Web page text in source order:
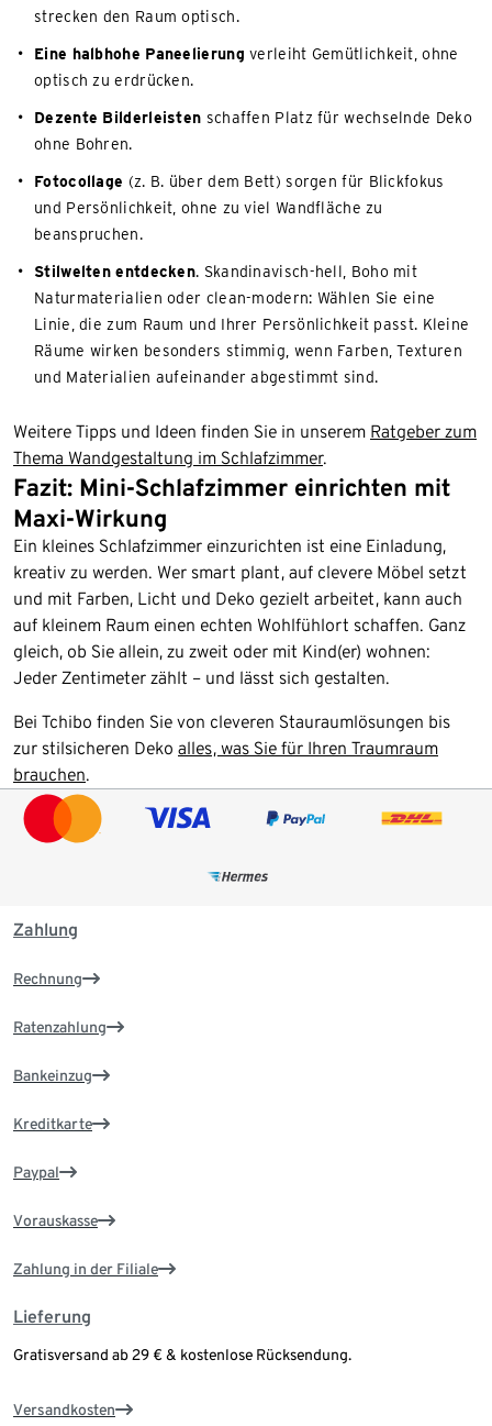
strecken den Raum optisch.
Eine halbhohe Paneelierung verleiht Gemütlichkeit, ohne
optisch zu erdrücken.
Dezente Bilderleisten schaffen Platz für wechselnde Deko
ohne Bohren.
Fotocollage (z. B. über dem Bett) sorgen für Blickfokus
und Persönlichkeit, ohne zu viel Wandfläche zu
beanspruchen.
Stilwelten entdecken. Skandinavisch-hell, Boho mit
Naturmaterialien oder clean-modern: Wählen Sie eine
Linie, die zum Raum und Ihrer Persönlichkeit passt. Kleine
Räume wirken besonders stimmig, wenn Farben, Texturen
und Materialien aufeinander abgestimmt sind.
Weitere Tipps und Ideen finden Sie in unserem Ratgeber zum
Thema Wandgestaltung im Schlafzimmer.
Fazit: Mini-Schlafzimmer einrichten mit
Maxi-Wirkung
Ein kleines Schlafzimmer einzurichten ist eine Einladung,
kreativ zu werden. Wer smart plant, auf clevere Möbel setzt
und mit Farben, Licht und Deko gezielt arbeitet, kann auch
auf kleinem Raum einen echten Wohlfühlort schaffen. Ganz
gleich, ob Sie allein, zu zweit oder mit Kind(er) wohnen:
Jeder Zentimeter zählt – und lässt sich gestalten.
Bei Tchibo finden Sie von cleveren Stauraumlösungen bis
zur stilsicheren Deko alles, was Sie für Ihren Traumraum
brauchen.
Zahlung
Rechnung
Ratenzahlung
Bankeinzug
Kreditkarte
Paypal
Vorauskasse
Zahlung in der Filiale
Lieferung
Gratisversand ab 29 € & kostenlose Rücksendung.
Versandkosten